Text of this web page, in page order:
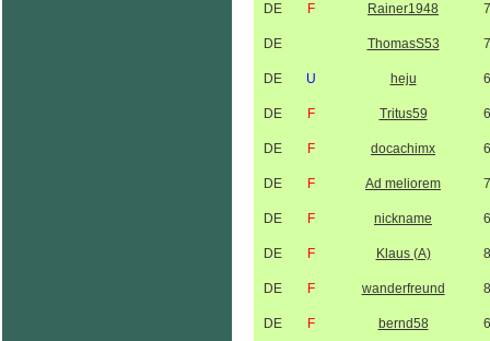
DE F Rainer1948
DE ThomasS53
DE U heju
DE F Tritus59
DE F docachimx
DE F Ad meliorem
DE F nickname
DE F Klaus (A)
DE F wanderfreund
DE F bernd58